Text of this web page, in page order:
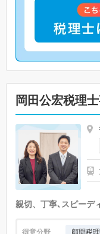
岡田公宏税理
親切、丁寧､スピーデ
得意分野 顧問税